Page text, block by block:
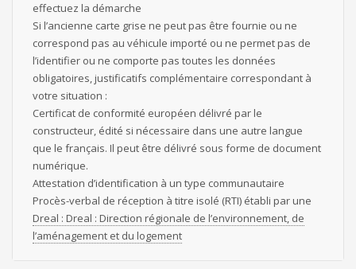
effectuez la démarche
Si l’ancienne carte grise ne peut pas être fournie ou ne
correspond pas au véhicule importé ou ne permet pas de
l’identifier ou ne comporte pas toutes les données
obligatoires, justificatifs complémentaire correspondant à
votre situation :
Certificat de conformité européen délivré par le
constructeur, édité si nécessaire dans une autre langue
que le français. Il peut être délivré sous forme de document
numérique.
Attestation d’identification à un type communautaire
Procès-verbal de réception à titre isolé (RTI) établi par une
Dreal : Dreal : Direction régionale de l’environnement, de
l’aménagement et du logement